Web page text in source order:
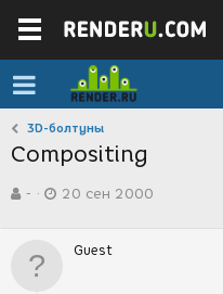
3D-болтуны
Compositing
в
р
-
а
20 сен 2000
Guest